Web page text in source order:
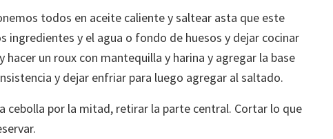
todos en aceite caliente y saltear asta que este
ingredientes y el agua o fondo de huesos y dejar cocinar
hacer un roux con mantequilla y harina y agregar la base
y dejar enfriar para luego agregar al saltado.
cebolla por la mitad, retirar la parte central. Cortar lo que